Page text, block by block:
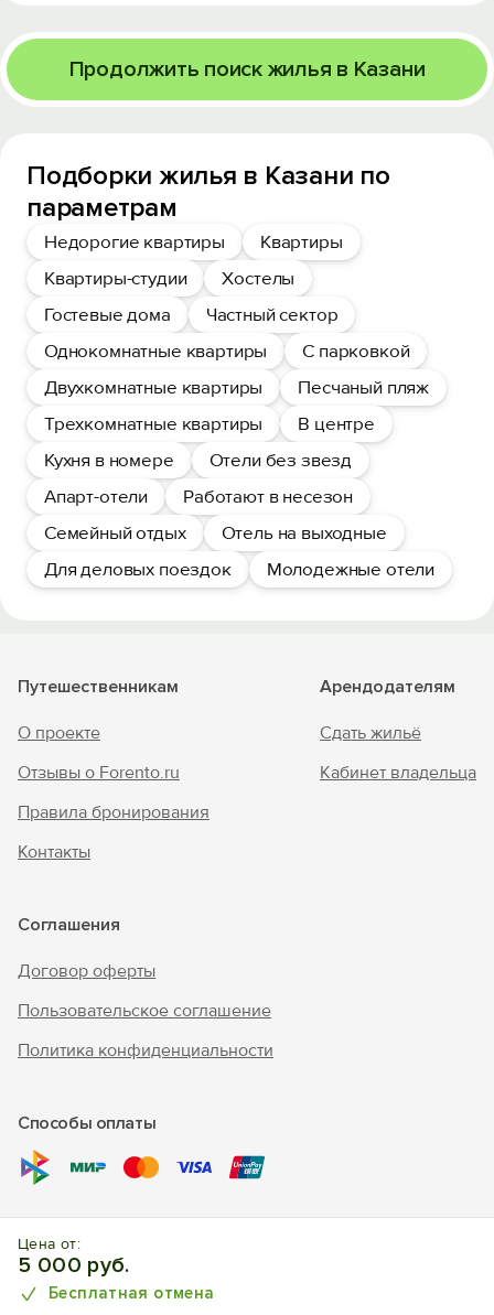
Продолжить поиск жилья в Казани
Подборки жилья в Казани по
параметрам
Недорогие квартиры
Квартиры
Квартиры-студии
Хостелы
Гостевые дома
Частный сектор
Однокомнатные квартиры
С парковкой
Двухкомнатные квартиры
Песчаный пляж
Трехкомнатные квартиры
В центре
Кухня в номере
Отели без звезд
Апарт-отели
Работают в несезон
Семейный отдых
Отель на выходные
Для деловых поездок
Молодежные отели
Цена от:
5 000 руб.
Бесплатная отмена
Путешественникам
О проекте
Отзывы о Forento.ru
Правила бронирования
Контакты
Арендодателям
Сдать жильё
Кабинет владельца
Соглашения
Договор оферты
Пользовательское соглашение
Политика конфиденциальности
Способы оплаты
защищены, торговый знак Nº1025240.
отелей, квартир, домов.